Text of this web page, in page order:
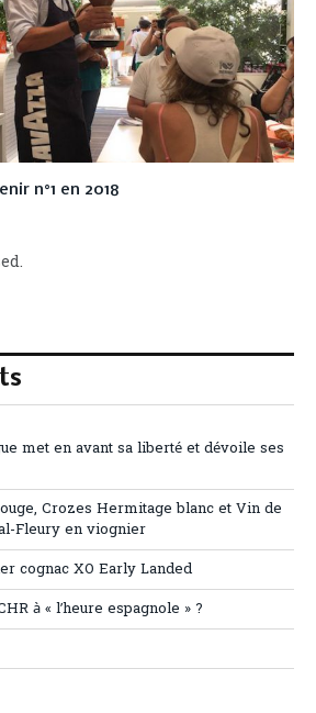
n°1 en 2018
met en avant sa liberté et dévoile ses
Crozes Hermitage blanc et Vin de
Fleury en viognier
cognac XO Early Landed
à « l’heure espagnole » ?